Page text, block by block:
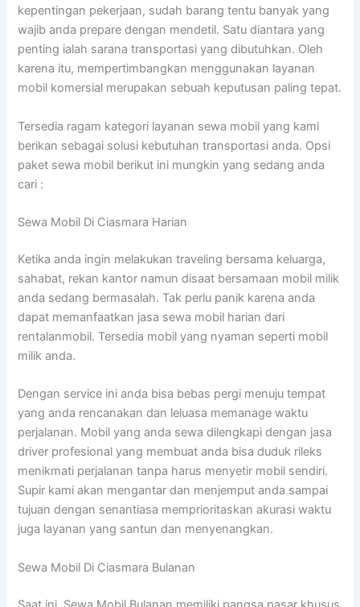
kepentingan pekerjaan, sudah barang tentu banyak yang
wajib anda prepare dengan mendetil. Satu diantara yang
penting ialah sarana transportasi yang dibutuhkan. Oleh
karena itu, mempertimbangkan menggunakan layanan
mobil komersial merupakan sebuah keputusan paling tepat.
Tersedia ragam kategori layanan sewa mobil yang kami
berikan sebagai solusi kebutuhan transportasi anda. Opsi
paket sewa mobil berikut ini mungkin yang sedang anda
cari :
Sewa Mobil Di Ciasmara Harian
Ketika anda ingin melakukan traveling bersama keluarga,
sahabat, rekan kantor namun disaat bersamaan mobil milik
anda sedang bermasalah. Tak perlu panik karena anda
dapat memanfaatkan jasa sewa mobil harian dari
rentalanmobil. Tersedia mobil yang nyaman seperti mobil
milik anda.
Dengan service ini anda bisa bebas pergi menuju tempat
yang anda rencanakan dan leluasa memanage waktu
perjalanan. Mobil yang anda sewa dilengkapi dengan jasa
driver profesional yang membuat anda bisa duduk rileks
menikmati perjalanan tanpa harus menyetir mobil sendiri.
Supir kami akan mengantar dan menjemput anda sampai
tujuan dengan senantiasa memprioritaskan akurasi waktu
juga layanan yang santun dan menyenangkan.
Sewa Mobil Di Ciasmara Bulanan